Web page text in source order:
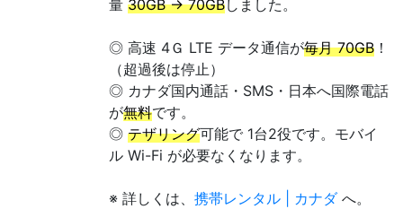
量 30GB → 70GBしました。
◎ 高速 4Ｇ LTE データ通信が毎月 70GB ！
（超過後は停止）
◎ カナダ国内通話・SMS・日本へ国際電話
が無料です。
◎ テザリング可能で 1台2役です。モバイ
ル Wi-Fi が必要なくなります。
※ 詳しくは、 携帯レンタル | カナダへ。